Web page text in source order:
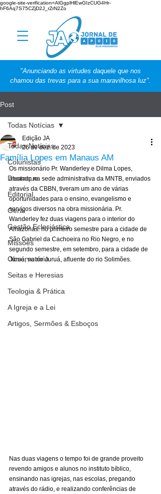
google-site-verification=AlGgplHlEwGIzCUG4Hr-
hF6Aq7S75CZjD2J_rZrN2Zo
"Anunciando as virtudes daquele que nos
chamou das trevas para a sua maravilhosa luz".
Post
Todas Notícias
Colunistas
Destaque
Editorial
Geral
Gestão Eclesiástica
Missões
Observatório
Seitas e Heresias
Teologia & Prática
A Igreja e a Lei
Artigos, Sermões & Esboços
Todas Notícias
Família Lopes em Manaus AM
Edição JA
26 de dez. de 2023
Os missionário Pr. Wanderley e Dilma Lopes,
atuando na sede administrativa da MNTB, enviados
através da CBBN, tiveram um ano de várias
oportunidades para o ensino, evangelismo e
serviços diversos na obra missionária. Pr.
Wanderley fez duas viagens para o interior do
Amazonas: no primeiro semestre para a cidade de
São Gabriel da Cachoeira no Rio Negro, e no
segundo semestre, em setembro, para a cidade de
Juruá, no rio Juruá, afluente do rio Solimões.
Nas duas viagens o tempo foi de grande proveito
revendo amigos e alunos no instituto bíblico,
ensinando nas igrejas, nas escolas, pregando
através do rádio, e realizando conferências de